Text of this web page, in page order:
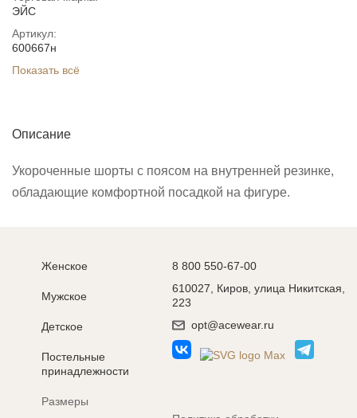
ЭЙС
Артикул:
600667н
Показать всё
Описание
Укороченные шорты с поясом на внутренней резинке,
обладающие комфортной посадкой на фигуре.
Женское
Мужское
Детское
Постельные
принадлежности
Размеры
8 800 550-67-00
610027, Киров, улица Никитская,
223
opt@acewear.ru